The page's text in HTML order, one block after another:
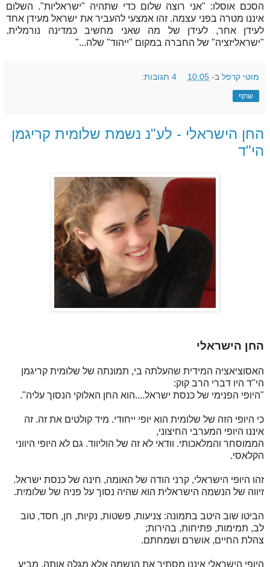
הסכם אוסלו: "אני רוצה שלום כדי שתהיה "ישראליות". השלום
איננו מטרה בפני עצמה. זהו אמצעי להעביר את ישראל מעידן אחד
לעידן אחר, לעידן של מה שאני מחשיב כמדינה נורמלית.
"ישראליזציה" של החברה במקום "ייהוד" שלה..."
מוטי קרפל ב- 10:05 4 תגובות:
שתף
החן הישראלי - לע"נ נשמת שלומית קריגמן
הי"ד
החן הישראלי
האסוציאציה המידית שהעלתה בי, תמונתה של שלומית קריגמן
הי"ד היו דברי הרב קוק:
"היופי הפנימי של כנסת ישראל....הוא החן האלוקי הנסוך עליה".
כי היופי הזה של שלומית הוא יופי ייחודי. מיד קולטים את זה. זה
איננו היופי המערבי החיצוני,
הממוסחר והמלאכותי. וודאי לא זה של הוליווד. גם לא היופי היווני
הקלאסי.
זהו היופי הישראלי, קרני הודה של האומה, חינה של כנסת ישראל.
זיווה של הנשמה הישראלית הוא שהיה נסוך על פניה של שלומית.
הביטו שוב היטב בתמונה: צניעות, פשטות, נקיות, חן, חסד, טוב
לב, תמימות, פתיחות, בהירות;
צהלת החיים, אושרם ושמחתם.
היופי הישראלי איננו מסתיר את הנשמה אלא מגלה אותה. מביע